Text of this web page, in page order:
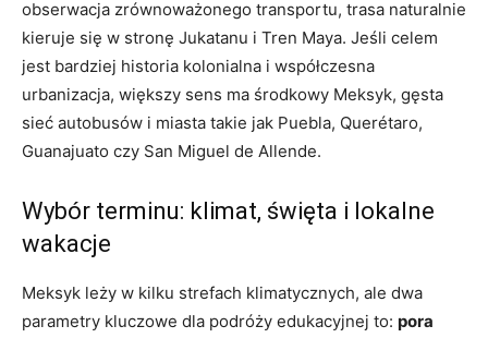
obserwacja zrównoważonego transportu, trasa naturalnie
kieruje się w stronę Jukatanu i Tren Maya. Jeśli celem
jest bardziej historia kolonialna i współczesna
urbanizacja, większy sens ma środkowy Meksyk, gęsta
sieć autobusów i miasta takie jak Puebla, Querétaro,
Guanajuato czy San Miguel de Allende.
Wybór terminu: klimat, święta i lokalne
wakacje
Meksyk leży w kilku strefach klimatycznych, ale dwa
parametry kluczowe dla podróży edukacyjnej to: pora